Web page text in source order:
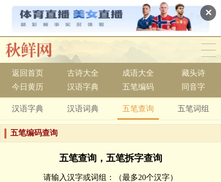
✕
返回首页 古诗大全 成语大全
藏头诗
今日黄历
汉语字典 五笔编码 同音字
汉语字典 汉语词典 五笔查询 五笔词组
五笔编码查询
五笔查询，五笔拆字查询
请输入汉字或词组： （最多20个汉字）